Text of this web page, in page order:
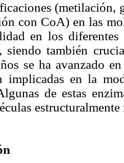
(metilación,
con CoA) en las
en los
siendo también
se ha avanzado
implicadas en la
de estas